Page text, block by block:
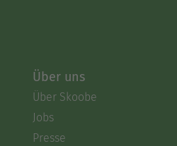
Über uns
Über Skoobe
Jobs
Presse